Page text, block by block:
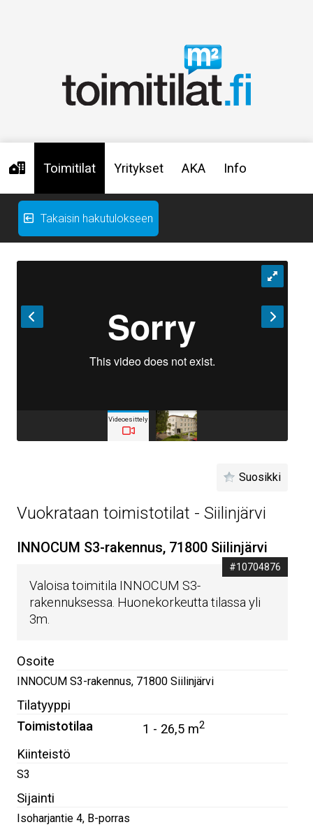
Toimitilat Yritykset AKA Info
Takaisin hakutulokseen
Videoesittely
Suosikki
Vuokrataan toimistotilat - Siilinjärvi
INNOCUM S3-rakennus, 71800 Siilinjärvi
#10704876
Valoisa toimitila INNOCUM S3-
rakennuksessa. Huonekorkeutta tilassa yli
3m.
Osoite
INNOCUM S3-rakennus, 71800 Siilinjärvi
Tilatyyppi
Toimistotilaa
1 - 26,5 m2
Kiinteistö
S3
Sijainti
Isoharjantie 4, B-porras